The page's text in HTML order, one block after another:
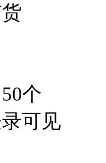
个
可见